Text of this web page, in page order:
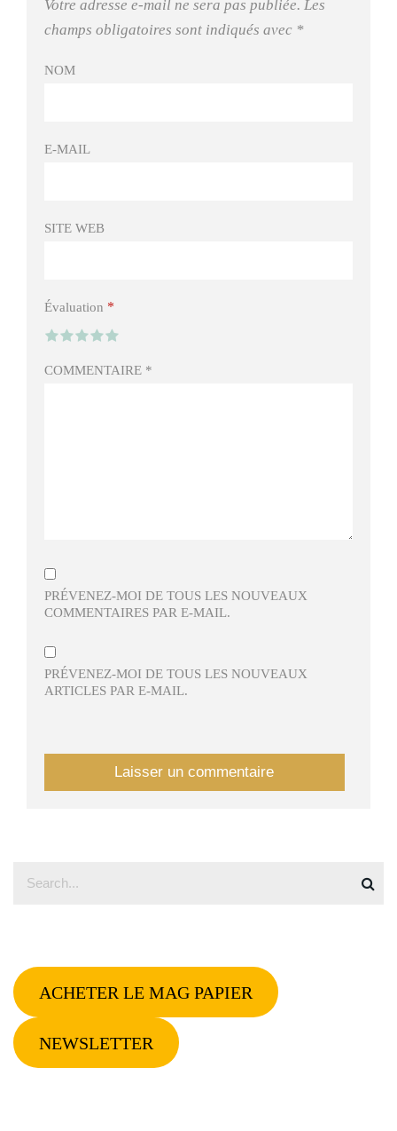
Votre adresse e-mail ne sera pas publiée. Les
champs obligatoires sont indiqués avec *
NOM
E-MAIL
SITE WEB
Évaluation *
COMMENTAIRE *
PRÉVENEZ-MOI DE TOUS LES NOUVEAUX
COMMENTAIRES PAR E-MAIL.
PRÉVENEZ-MOI DE TOUS LES NOUVEAUX
ARTICLES PAR E-MAIL.
ACHETER LE MAG PAPIER
NEWSLETTER